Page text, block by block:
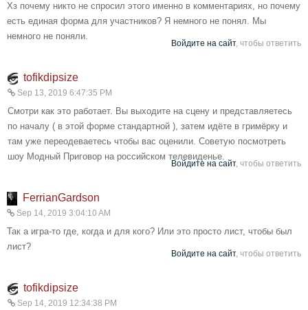
Хз почему никто не спросил этого именно в комментариях, но почему
есть единая форма для участников? Я немного не понял. Мы
немного не поняли.
Войдите на сайт, чтобы ответить
tofikdipsize
Sep 13, 2019 6:47:35 PM
Смотри как это работает. Вы выходите на сцену и представляетесь
по началу ( в этой форме стандартной ), затем идёте в гримёрку и
там уже переодеваетесь чтобы вас оценили. Советую посмотреть
шоу Модный Приговор на российском телевиденье.
Войдите на сайт, чтобы ответить
FerrianGardson
Sep 14, 2019 3:04:10 AM
Так а игра-то где, когда и для кого? Или это просто лист, чтобы был
лист?
Войдите на сайт, чтобы ответить
tofikdipsize
Sep 14, 2019 12:34:38 PM